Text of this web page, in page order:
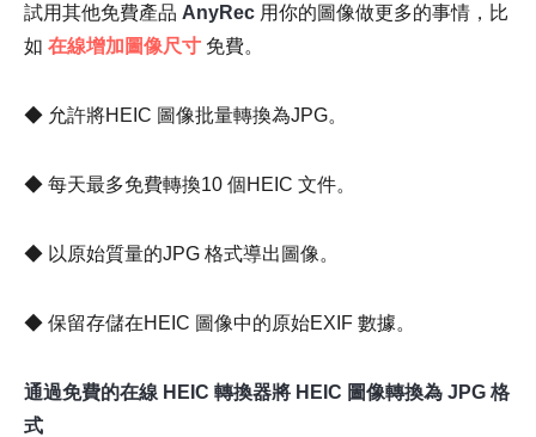
步驟1。
第 3 步。
試用其他免費產品 AnyRec 用你的圖像做更多的事情，比
如 在線增加圖像尺寸 免費。
◆ 允許將HEIC 圖像批量轉換為JPG。
◆ 每天最多免費轉換10 個HEIC 文件。
◆ 以原始質量的JPG 格式導出圖像。
◆ 保留存儲在HEIC 圖像中的原始EXIF 數據。
通過免費的在線 HEIC 轉換器將 HEIC 圖像轉換為 JPG 格
式